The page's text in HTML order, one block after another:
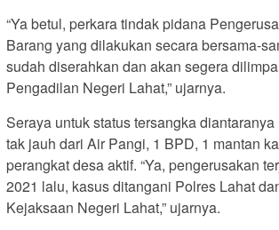
“Ya betul, perkara tindak pidana
Barang yang dilakukan secara bersama-
sudah diserahkan dan akan segera
Pengadilan Negeri Lahat,” ujarnya.
Seraya untuk status tersangka
tak jauh dari Air Pangi, 1 BPD, 1 mantan
perangkat desa aktif. “Ya, pengerusakan
2021 lalu, kasus ditangani Polres Lahat
Kejaksaan Negeri Lahat,” ujarnya.